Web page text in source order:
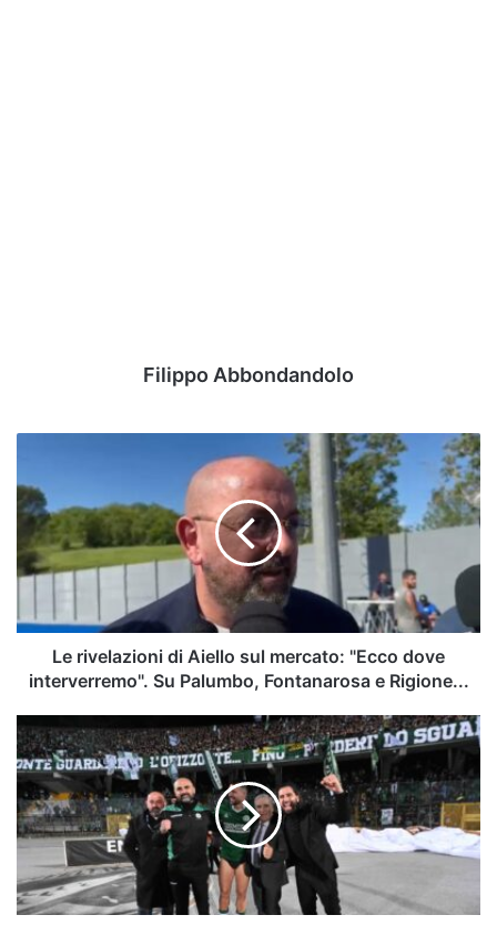
Filippo Abbondandolo
di
Aiello
sul
mercato:
"Ecco
interverremo".
Palumbo,
Rigione...
Le rivelazioni di Aiello sul mercato: "Ecco dove
interverremo". Su Palumbo, Fontanarosa e Rigione...
Avellino,
patrimonializzare
per
crescere:
la
nuova
rotta
biancoverde